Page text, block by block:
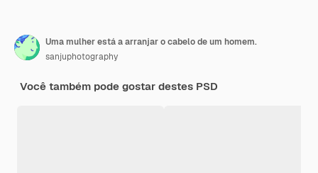
Uma mulher está a arranjar o cabelo de um homem.
sanjuphotography
Você também pode gostar destes PSD